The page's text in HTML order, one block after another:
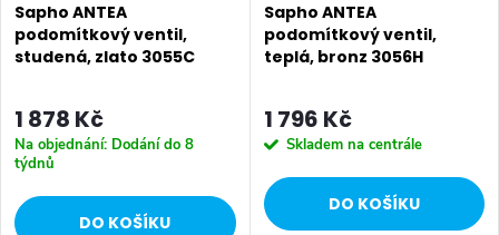
Sapho ANTEA
podomítkový ventil,
studená, zlato 3055C
1 878 Kč
Na objednání: Dodání do 8
týdnů
DO KOŠÍKU
Sapho ANTEA
podomítkový ventil,
teplá, bronz 3056H
1 796 Kč
Skladem na centrále
DO KOŠÍKU